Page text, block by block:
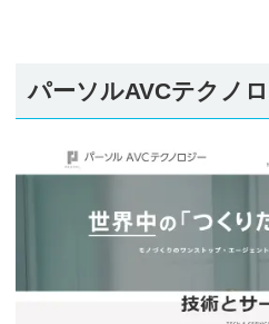
パーソルAVCテクノ